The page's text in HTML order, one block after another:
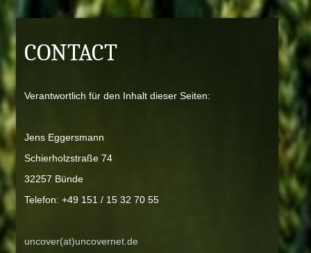
CONTACT
Verantwortlich für den Inhalt dieser Seiten:
Jens Eggersmann
Schierholzstraße 74
32257 Bünde
Telefon: +49 151 / 15 32 70 55
uncover(at)uncovernet.de